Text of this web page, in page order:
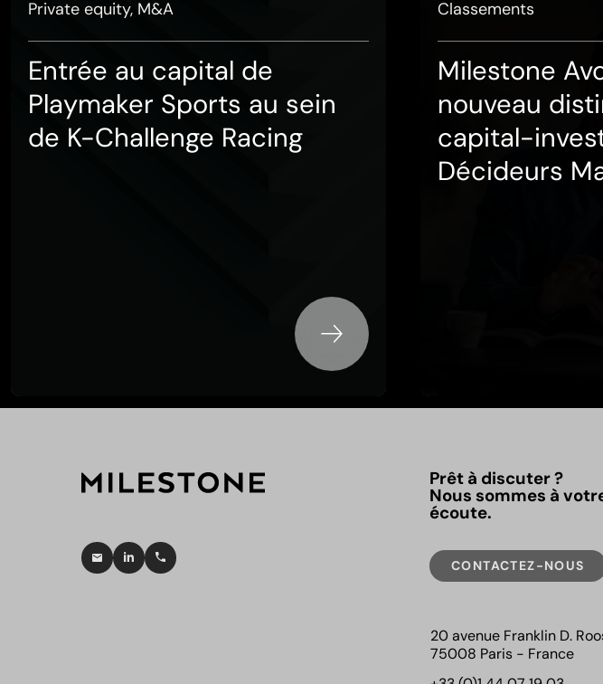
Private equity, M&A
Entrée au capital de
Playmaker Sports au sein
de K-Challenge Racing
Classements
Milestone
nouveau
capital-
Décideurs
Prêt à discuter ?
Nous sommes à
écoute.
CONTACTEZ-NOUS
20 avenue Franklin D.
75008 Paris - France